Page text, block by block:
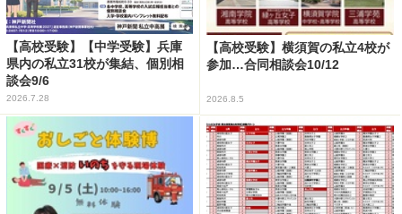
【高校受験】【中学受験】兵庫
県内の私立31校が集結、個別相
談会9/6
2026.7.28
【高校受験】横須賀の私立4校が
参加…合同相談会10/12
2026.8.5